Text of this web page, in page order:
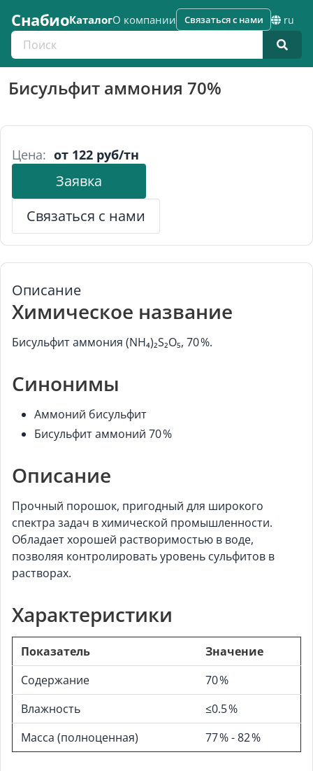
СнабиоКаталогО компании
Поиск по каталогу
Связаться с нами ru
Бисульфит аммония 70%
Цена: от 122 руб/тн
Заявка
Связаться с нами
Описание
Химическое название
Бисульфит аммония (NH₄)₂S₂O₅, 70 %.
Синонимы
Аммоний бисульфит
Бисульфит аммоний 70 %
Описание
Прочный порошок, пригодный для широкого
спектра задач в химической промышленности.
Обладает хорошей растворимостью в воде,
позволяя контролировать уровень сульфитов в
растворах.
Характеристики
Показатель
Значение
Содержание
70 %
Влажность
≤0.5 %
Масса (полноценная)
77 % - 82 %